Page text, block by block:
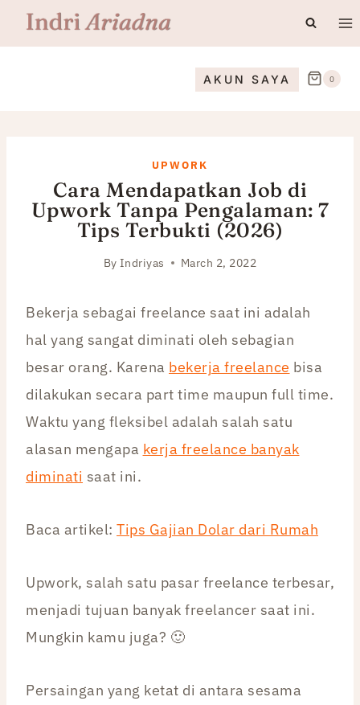
Skip
AKUN SAYA 0
UPWORK
Cara Mendapatkan Job di
Upwork Tanpa Pengalaman: 7
Tips Terbukti (2026)
By Indriyas March 2, 2022
Bekerja sebagai freelance saat ini adalah
hal yang sangat diminati oleh sebagian
besar orang. Karena bekerja freelance bisa
dilakukan secara part time maupun full time.
Waktu yang fleksibel adalah salah satu
alasan mengapa kerja freelance banyak
diminati saat ini.
Baca artikel: Tips Gajian Dolar dari Rumah
Upwork, salah satu pasar freelance terbesar,
menjadi tujuan banyak freelancer saat ini.
Mungkin kamu juga? 🙂
Persaingan yang ketat di antara sesama